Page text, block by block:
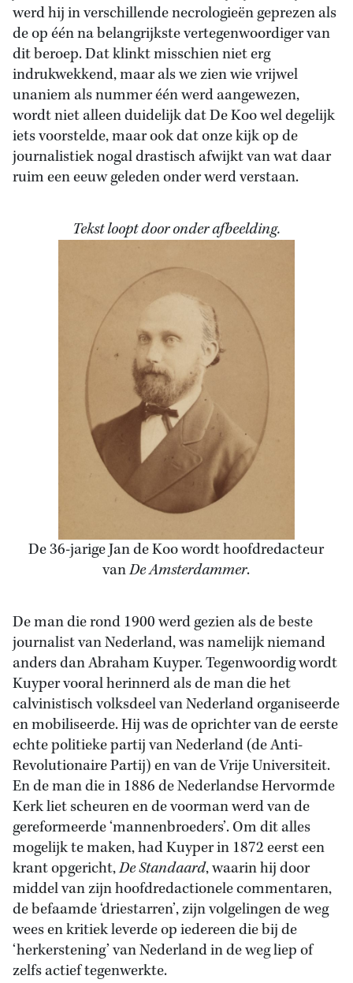
werd hij in verschillende necrologieën geprezen als
de op één na belangrijkste vertegenwoordiger van
dit beroep. Dat klinkt misschien niet erg
indrukwekkend, maar als we zien wie vrijwel
unaniem als nummer één werd aangewezen,
wordt niet alleen duidelijk dat De Koo wel degelijk
iets voorstelde, maar ook dat onze kijk op de
journalistiek nogal drastisch afwijkt van wat daar
ruim een eeuw geleden onder werd verstaan.
Tekst loopt door onder afbeelding.
De 36-jarige Jan de Koo wordt hoofdredacteur
vanDe Amsterdammer.
De man die rond 1900 werd gezien als de beste
journalist van Nederland, was namelijk niemand
anders dan Abraham Kuyper. Tegenwoordig wordt
Kuyper vooral herinnerd als de man die het
calvinistisch volksdeel van Nederland organiseerde
en mobiliseerde. Hij was de oprichter van de eerste
echte politieke partij van Nederland (de Anti-
Revolutionaire Partij) en van de Vrije Universiteit.
En de man die in 1886 de Nederlandse Hervormde
Kerk liet scheuren en de voorman werd van de
gereformeerde ‘mannenbroeders’. Om dit alles
mogelijk te maken, had Kuyper in 1872 eerst een
krant opgericht,De Standaard, waarin hij door
middel van zijn hoofdredactionele commentaren,
de befaamde ‘driestarren’, zijn volgelingen de weg
wees en kritiek leverde op iedereen die bij de
‘herkerstening’ van Nederland in de weg liep of
zelfs actief tegenwerkte.